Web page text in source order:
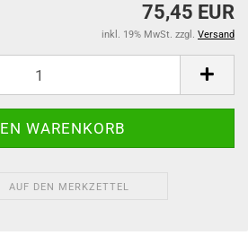
75,45 EUR
inkl. 19% MwSt. zzgl. Versand
AUF DEN MERKZETTEL